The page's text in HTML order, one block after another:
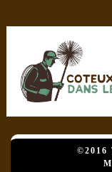
©2016